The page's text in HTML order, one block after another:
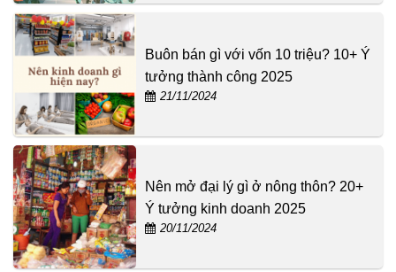
Buôn bán gì với vốn 10 triệu? 10+ Ý
tưởng thành công 2025
21/11/2024
Nên mở đại lý gì ở nông thôn? 20+
Ý tưởng kinh doanh 2025
20/11/2024